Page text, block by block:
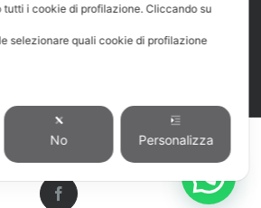
o appuntamento.
Leon D'Oro - P.IVA 04224400400 -Privacy e
Policy
Design: Tidelcom
Facebook
tutti i cookie di profilazione. Cliccando su
selezionare quali cookie di profilazione
No Personalizza